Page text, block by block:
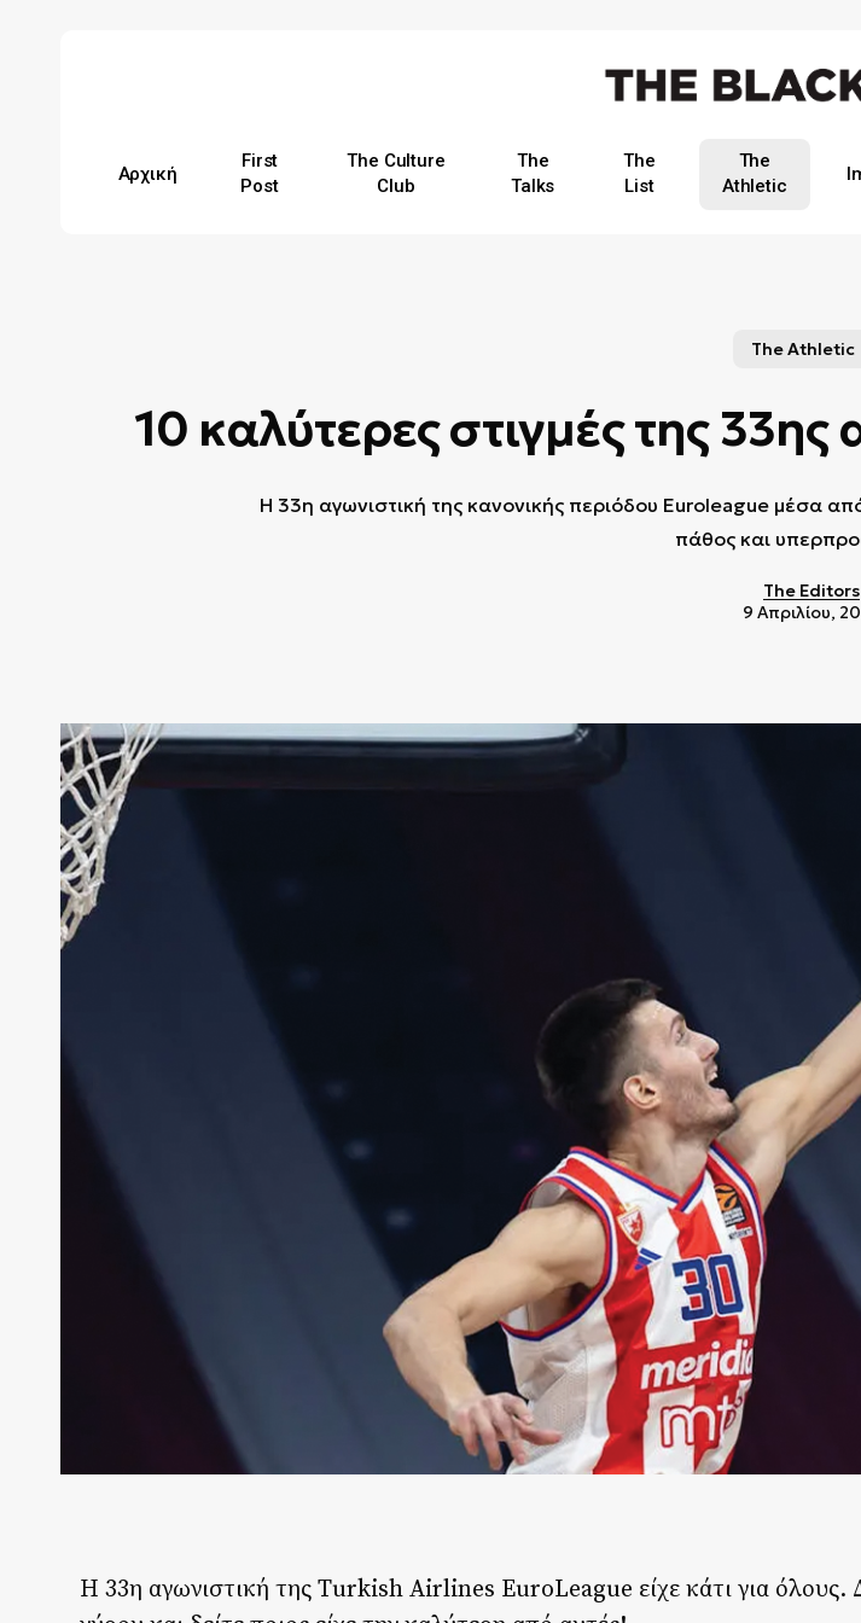
Αρχική
First
Post
The Culture
Club
The
Talks
The
List
The
Athletic
The Athletic
10 καλύτερες στιγμές της
H 33η αγωνιστική της κανονικής περιόδου Euroleague μέσα
πάθος και
The Editors
9 Απριλίου,
Η 33η αγωνιστική της Turkish Airlines EuroLeague είχε κάτι για όλους.